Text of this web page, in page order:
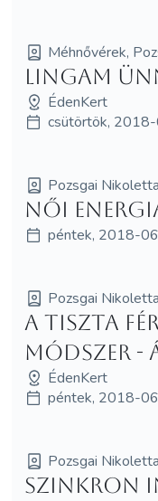
Méhnővérek,
Lingam
ÉdenKert
csütörtök,
Pozsgai Nikoletta
Női
péntek, 2018-
Pozsgai Nikoletta
A Tiszta
módszer -
ÉdenKert
péntek, 2018-
Pozsgai
Szinkron